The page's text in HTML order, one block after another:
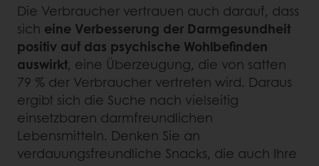
Die Verbraucher vertrauen auch darauf, dass
sich eine Verbesserung der Darmgesundheit
positiv auf das psychische Wohlbefinden
auswirkt, eine Überzeugung, die von satten
79 % der Verbraucher vertreten wird. Daraus
ergibt sich die Suche nach vielseitig
einsetzbaren darmfreundlichen
Lebensmitteln. Denken Sie an
verdauungsfreundliche Snacks, die auch Ihre